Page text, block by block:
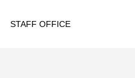
STAFF OFFICE